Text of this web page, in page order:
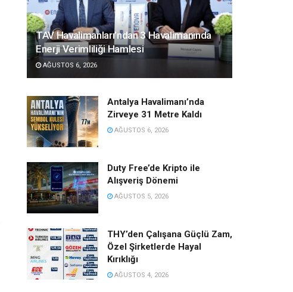
TAV Havalimanları’ndan 3 Havalimanında
Enerji Verimliliği Hamlesi
AĞUSTOS 6, 2026
Antalya Havalimanı’nda
Zirveye 31 Metre Kaldı
AĞUSTOS 6, 2026
Duty Free’de Kripto ile
Alışveriş Dönemi
AĞUSTOS 5, 2026
THY’den Çalışana Güçlü Zam,
Özel Şirketlerde Hayal
Kırıklığı
AĞUSTOS 4, 2026